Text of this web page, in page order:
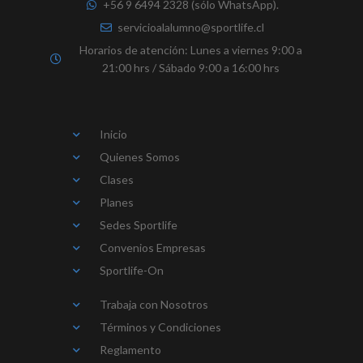
+56 9 6494 2328 (sólo WhatsApp).
servicioalalumno@sportlife.cl
Horarios de atención: Lunes a viernes 9:00 a
21:00 hrs / Sábado 9:00 a 16:00 hrs
Inicio
Quienes Somos
Clases
Planes
Sedes Sportlife
Convenios Empresas
Sportlife-On
Trabaja con Nosotros
Términos y Condiciones
Reglamento